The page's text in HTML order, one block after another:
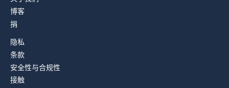
博客
捐
隐私
条款
安全性与合规性
接触